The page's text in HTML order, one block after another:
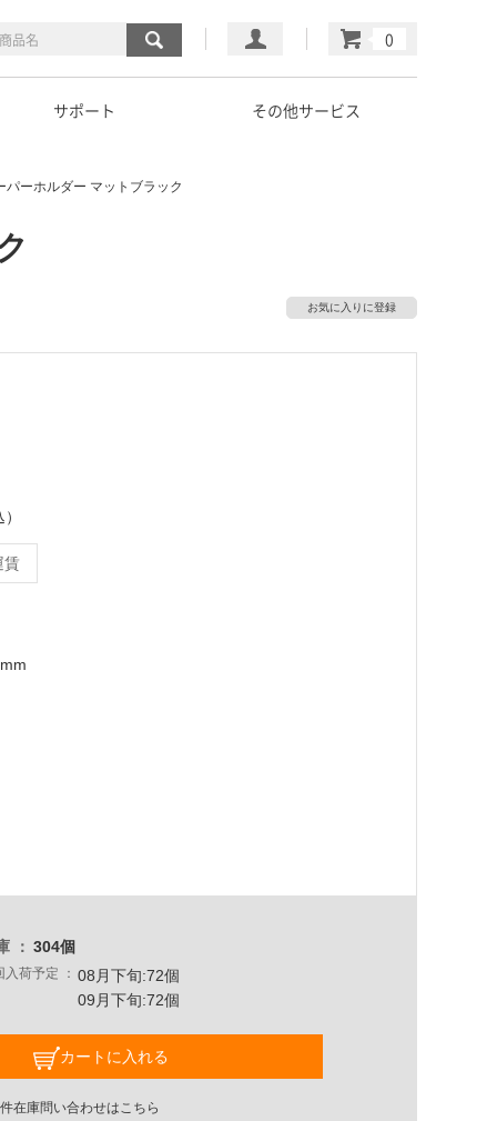
マイページ
カート
サポート その他サービス
ーホルダー マットブラック
お気に入りに登録
賃
304個
入荷予定
08月下旬:72個
09月下旬:72個
カートに入れる
在庫問い合わせはこちら